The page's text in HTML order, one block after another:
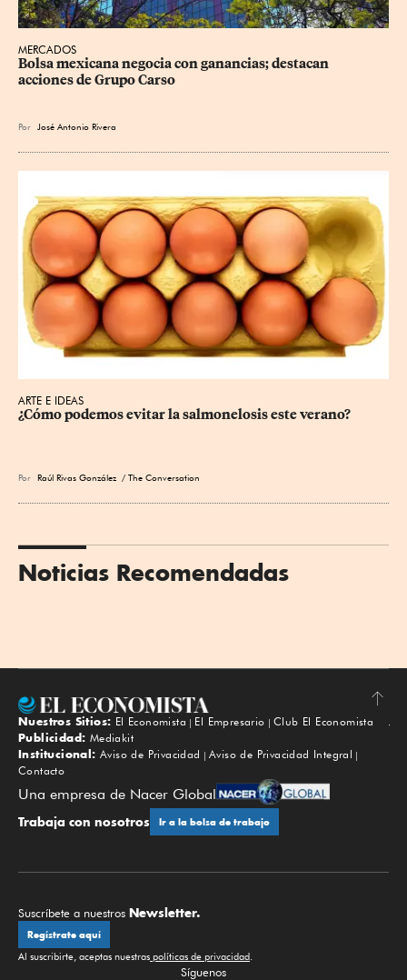
MERCADOS
Bolsa mexicana negocia con ganancias; destacan
acciones de Grupo Carso
Por José Antonio Rivera
ARTE E IDEAS
¿Cómo podemos evitar la salmonelosis este verano?
Por Raúl Rivas González / The Conversation
Noticias Recomendadas
Subir
Nuestros Sitios: El Economista El Empresario
Club El Economista
Publicidad: Mediakit
Institucional: Aviso de Privacidad
Aviso de Privacidad Integral
Contacto
Una empresa de Nacer Global
Trabaja con nosotros Ir a la bolsa de trabajo
Suscríbete a nuestros Newsletter.
Regístrate aquí
Al suscribirte, aceptas nuestras políticas de privacidad.
Síguenos